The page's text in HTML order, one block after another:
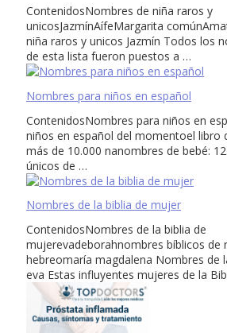
ContenidosNombres de niña raros y
unicosJazmínAífeMargarita
niña raros y unicos Jazmín Todos los
de esta lista fueron puestos a …
Nombres para niños en español
ContenidosNombres para niños en
niños en español del momentoel libro
más de 10.000 nanombres de bebé:
únicos de …
Nombres de la biblia de mujer
ContenidosNombres de la biblia de
mujerevadeborahnombres bíblicos de
hebreomaría magdalena Nombres de
eva Estas influyentes mujeres de la